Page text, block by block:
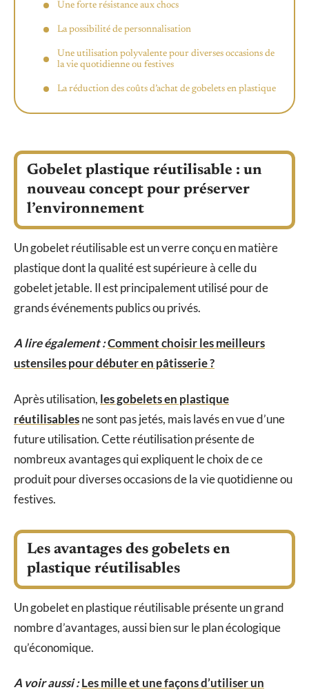
Une forte résistance aux chocs
La possibilité de personnalisation
Une utilisation polyvalente pour diverses occasions de
la vie quotidienne ou festives
La réduction des coûts d’achat de gobelets en plastique
Gobelet plastique réutilisable : un
nouveau concept pour préserver
l’environnement
Un gobelet réutilisable est un verre conçu en matière
plastique dont la qualité est supérieure à celle du
gobelet jetable. Il est principalement utilisé pour de
grands événements publics ou privés.
A lire également :Comment choisir les meilleurs
ustensiles pour débuter en pâtisserie ?
Après utilisation, les gobelets en plastique
réutilisablesne sont pas jetés, mais lavés en vue d’une
future utilisation. Cette réutilisation présente de
nombreux avantages qui expliquent le choix de ce
produit pour diverses occasions de la vie quotidienne ou
festives.
Les avantages des gobelets en
plastique réutilisables
Un gobelet en plastique réutilisable présente un grand
nombre d’avantages, aussi bien sur le plan écologique
qu’économique.
A voir aussi :Les mille et une façons d’utiliser un